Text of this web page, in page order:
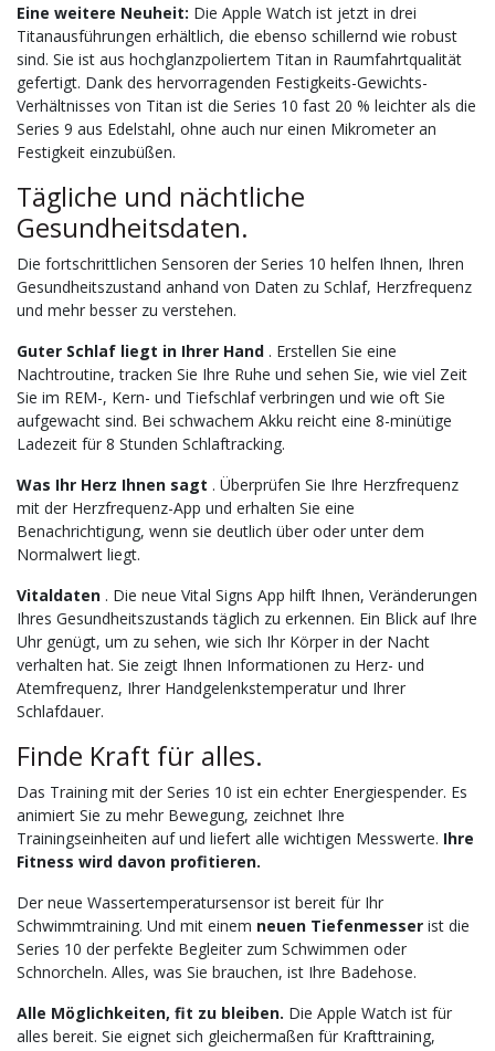
Eine weitere Neuheit: Die Apple Watch ist jetzt in drei
Titanausführungen erhältlich, die ebenso schillernd wie robust
sind. Sie ist aus hochglanzpoliertem Titan in Raumfahrtqualität
gefertigt. Dank des hervorragenden Festigkeits-Gewichts-
Verhältnisses von Titan ist die Series 10 fast 20 % leichter als die
Series 9 aus Edelstahl, ohne auch nur einen Mikrometer an
Festigkeit einzubüßen.
Tägliche und nächtliche
Gesundheitsdaten.
Die fortschrittlichen Sensoren der Series 10 helfen Ihnen, Ihren
Gesundheitszustand anhand von Daten zu Schlaf, Herzfrequenz
und mehr besser zu verstehen.
Guter Schlaf liegt in Ihrer Hand . Erstellen Sie eine
Nachtroutine, tracken Sie Ihre Ruhe und sehen Sie, wie viel Zeit
Sie im REM-, Kern- und Tiefschlaf verbringen und wie oft Sie
aufgewacht sind. Bei schwachem Akku reicht eine 8-minütige
Ladezeit für 8 Stunden Schlaftracking.
Was Ihr Herz Ihnen sagt . Überprüfen Sie Ihre Herzfrequenz
mit der Herzfrequenz-App und erhalten Sie eine
Benachrichtigung, wenn sie deutlich über oder unter dem
Normalwert liegt.
Vitaldaten . Die neue Vital Signs App hilft Ihnen, Veränderungen
Ihres Gesundheitszustands täglich zu erkennen. Ein Blick auf Ihre
Uhr genügt, um zu sehen, wie sich Ihr Körper in der Nacht
verhalten hat. Sie zeigt Ihnen Informationen zu Herz- und
Atemfrequenz, Ihrer Handgelenkstemperatur und Ihrer
Schlafdauer.
Finde Kraft für alles.
Das Training mit der Series 10 ist ein echter Energiespender. Es
animiert Sie zu mehr Bewegung, zeichnet Ihre
Trainingseinheiten auf und liefert alle wichtigen Messwerte. Ihre
Fitness wird davon profitieren.
Der neue Wassertemperatursensor ist bereit für Ihr
Schwimmtraining. Und mit einem neuen Tiefenmesser ist die
Series 10 der perfekte Begleiter zum Schwimmen oder
Schnorcheln. Alles, was Sie brauchen, ist Ihre Badehose.
Alle Möglichkeiten, fit zu bleiben. Die Apple Watch ist für
alles bereit. Sie eignet sich gleichermaßen für Krafttraining,